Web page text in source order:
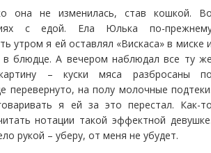
она не изменилась, став кошкой.
с едой. Ела Юлька по-
утром я ей оставлял «Вискаса» в миске
в блюдце. А вечером наблюдал все ту
– куски мяса разбросаны
перевернуто, на полу молочные
я ей за это перестал. Как-
нотации такой эффектной
рукой – уберу, от меня не убудет.